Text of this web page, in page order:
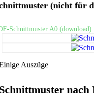
(nicht für
Schnittmuster A0 (download)
Auszüge
nach